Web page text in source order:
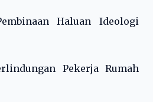
Haluan Ideologi
Pekerja Rumah